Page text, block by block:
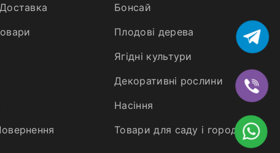
Бонсай
Плодові дерева
Ягідні культури
Декоративні рослини
Насіння
Товари для саду і городу